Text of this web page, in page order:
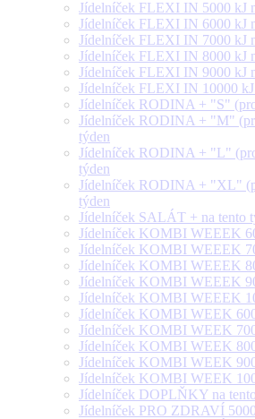
Jídelníček FLEXI IN 5000 kJ
Jídelníček FLEXI IN 6000 kJ
Jídelníček FLEXI IN 7000 kJ
Jídelníček FLEXI IN 8000 kJ
Jídelníček FLEXI IN 9000 kJ
Jídelníček FLEXI IN 10000 kJ
Jídelníček RODINA + "S"
Jídelníček RODINA + "M"
týden
Jídelníček RODINA + "L"
týden
Jídelníček RODINA + "XL"
týden
Jídelníček SALÁT + na tento
Jídelníček KOMBI WEEEK
Jídelníček KOMBI WEEEK
Jídelníček KOMBI WEEEK
Jídelníček KOMBI WEEEK
Jídelníček KOMBI WEEEK
Jídelníček KOMBI WEEK
Jídelníček KOMBI WEEK
Jídelníček KOMBI WEEK
Jídelníček KOMBI WEEK
Jídelníček KOMBI WEEK
Jídelníček DOPLŇKY na
Jídelníček PRO ZDRAVÍ